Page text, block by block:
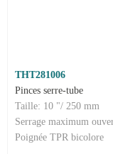
THT281006
Pinces serre-tube
Taille: 10 "/ 250 mm
Poignée TPR bicolore